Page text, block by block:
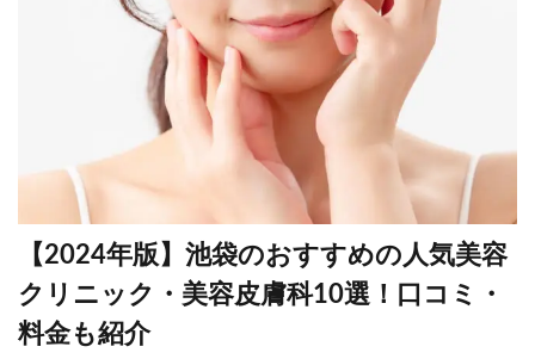
【2024年版】池袋のおすすめの人気美容
クリニック・美容皮膚科10選！口コミ・
料金も紹介